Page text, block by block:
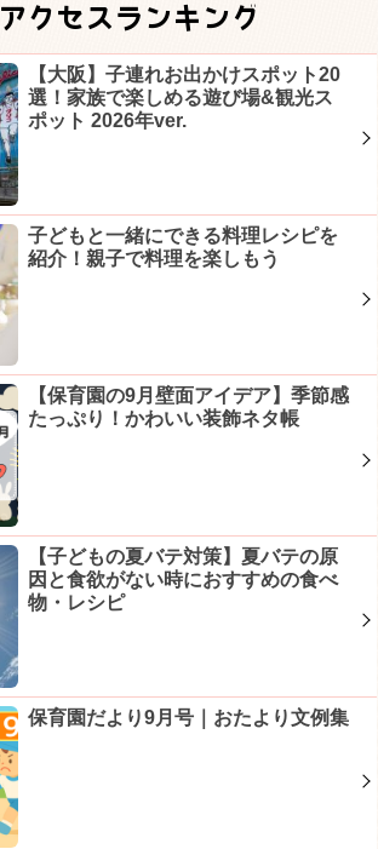
アクセスランキング
【大阪】子連れお出かけスポット20
選！家族で楽しめる遊び場&観光ス
ポット 2026年ver.
子どもと一緒にできる料理レシピを
紹介！親子で料理を楽しもう
【保育園の9月壁面アイデア】季節感
たっぷり！かわいい装飾ネタ帳
【子どもの夏バテ対策】夏バテの原
因と食欲がない時におすすめの食べ
物・レシピ
保育園だより9月号｜おたより文例集